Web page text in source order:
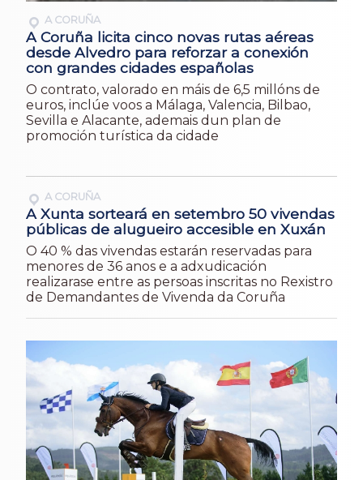
A CORUÑA
A Coruña licita cinco novas rutas aéreas
desde Alvedro para reforzar a conexión
con grandes cidades españolas
O contrato, valorado en máis de 6,5 millóns de
euros, inclúe voos a Málaga, Valencia, Bilbao,
Sevilla e Alacante, ademais dun plan de
promoción turística da cidade
A CORUÑA
A Xunta sorteará en setembro 50 vivendas
públicas de alugueiro accesible en Xuxán
O 40 % das vivendas estarán reservadas para
menores de 36 anos e a adxudicación
realizarase entre as persoas inscritas no Rexistro
de Demandantes de Vivenda da Coruña